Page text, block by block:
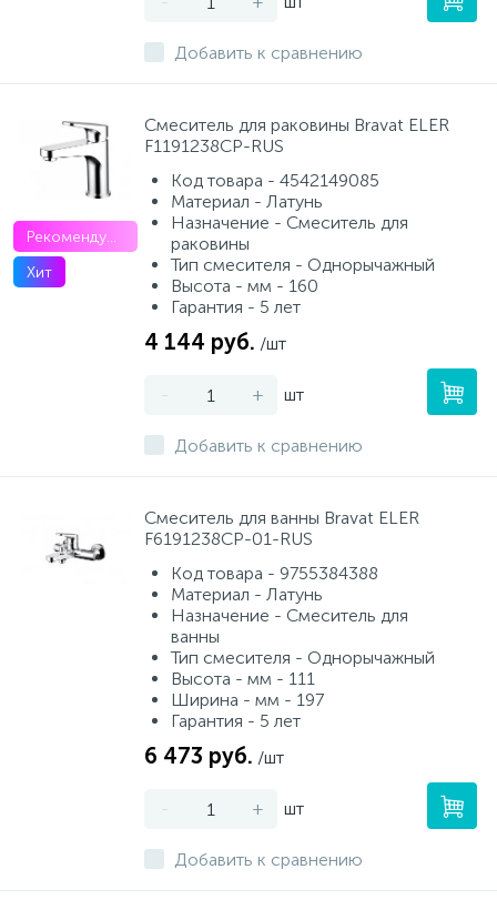
Добавить к сравнению
Рекомендуем
Хит
Смеситель для раковины Bravat ELER
F1191238CP-RUS
Код товара - 4542149085
Материал - Латунь
Назначение - Смеситель для
раковины
Тип смесителя - Однорычажный
Высота - мм - 160
Гарантия - 5 лет
4 144 руб. /шт
- + шт
Добавить к сравнению
Смеситель для ванны Bravat ELER
F6191238CP-01-RUS
Код товара - 9755384388
Материал - Латунь
Назначение - Смеситель для
ванны
Тип смесителя - Однорычажный
Высота - мм - 111
Ширина - мм - 197
Гарантия - 5 лет
6 473 руб. /шт
- + шт
Добавить к сравнению